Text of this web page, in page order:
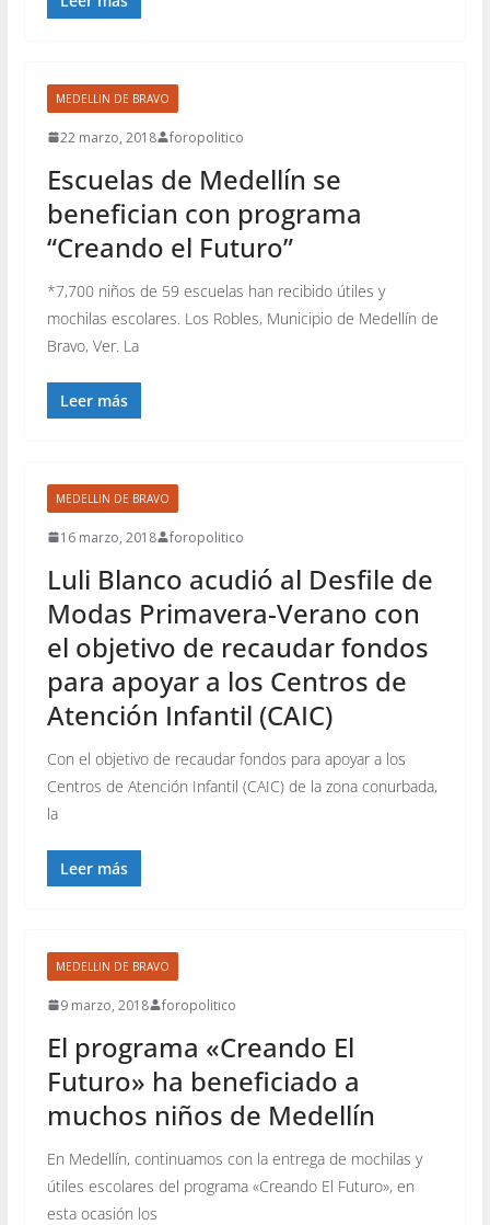
MEDELLIN DE BRAVO
22 marzo, 2018 foropolitico
Escuelas de Medellín se
benefician con programa
“Creando el Futuro”
*7,700 niños de 59 escuelas han recibido útiles y
mochilas escolares. Los Robles, Municipio de Medellín de
Bravo, Ver. La
Leer más
MEDELLIN DE BRAVO
16 marzo, 2018 foropolitico
Luli Blanco acudió al Desfile de
Modas Primavera-Verano con
el objetivo de recaudar fondos
para apoyar a los Centros de
Atención Infantil (CAIC)
Con el objetivo de recaudar fondos para apoyar a los
Centros de Atención Infantil (CAIC) de la zona conurbada,
la
Leer más
MEDELLIN DE BRAVO
9 marzo, 2018 foropolitico
El programa «Creando El
Futuro» ha beneficiado a
muchos niños de Medellín
En Medellín, continuamos con la entrega de mochilas y
útiles escolares del programa «Creando El Futuro», en
esta ocasión los